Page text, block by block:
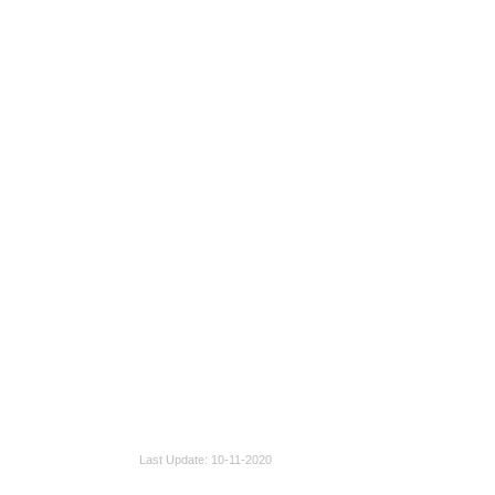
Last Update 10-11-2020